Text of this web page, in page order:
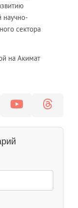
научно-
сектора
на Акимат